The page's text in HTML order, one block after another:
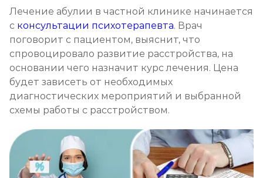
Лечение абулии в частной клинике начинается
с консультации психотерапевта. Врач
поговорит с пациентом, выяснит, что
спровоцировало развитие расстройства, на
основании чего назначит курс лечения. Цена
будет зависеть от необходимых
диагностических мероприятий и выбранной
схемы работы с расстройством.